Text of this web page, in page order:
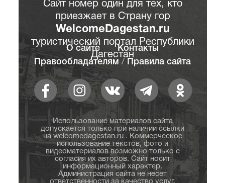
Сайт номер один для тех, кто
приезжает в Страну гор
WelcomeDagestan.ru
туристический портал Республики
Дагестан
О сайте
Контакты
Правообладателям / Правила сайта
Использование материалов сайта
допускается только при наличии ссылки
на welcomedagestan.ru . Коммерческое
использование текстов, фото и
видеоматериалов возможно только с
согласия их авторов. Сайт носит
информационный характер.
Администрация сайта не несет
ответственности за качество услуг,